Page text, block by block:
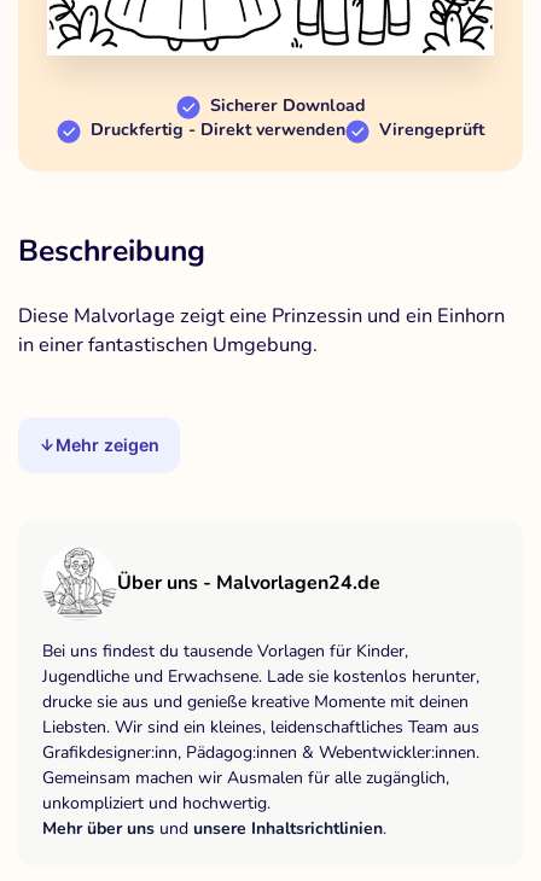
Sicherer Download
Druckfertig - Direkt verwenden
Virengeprüft
Beschreibung
Diese Malvorlage zeigt eine Prinzessin und ein Einhorn
in einer fantastischen Umgebung.
Mehr zeigen
Über uns - Malvorlagen24.de
Bei uns findest du tausende Vorlagen für Kinder,
Jugendliche und Erwachsene. Lade sie kostenlos herunter,
drucke sie aus und genieße kreative Momente mit deinen
Liebsten. Wir sind ein kleines, leidenschaftliches Team aus
Grafikdesigner:inn, Pädagog:innen & Webentwickler:innen.
Gemeinsam machen wir Ausmalen für alle zugänglich,
unkompliziert und hochwertig.
Mehr über uns und unsere Inhaltsrichtlinien.